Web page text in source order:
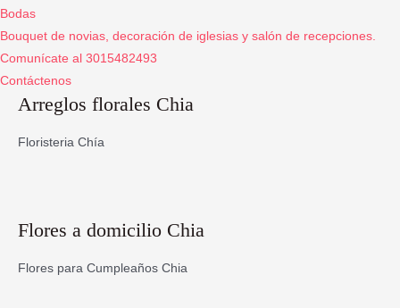
Bodas
Bouquet de novias, decoración de iglesias y salón de recepciones.
Comunícate al 3015482493
Contáctenos
Arreglos florales Chia
Floristeria Chía
Flores a domicilio Chia
Flores para Cumpleaños Chia